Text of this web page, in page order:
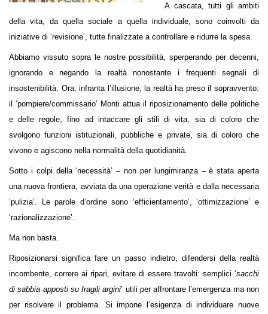
A cascata, tutti gli ambiti
della vita, da quella sociale a quella individuale, sono coinvolti da
iniziative di ‘revisione’, tutte finalizzate a controllare e ridurre la spesa.
Abbiamo vissuto sopra le nostre possibilità, sperperando per decenni,
ignorando e negando la realtà nonostante i frequenti segnali di
insostenibilità. Ora, infranta l’illusione, la realtà ha preso il sopravvento:
il ‘pompiere/commissario’ Monti attua il riposizionamento delle politiche
e delle regole, fino ad intaccare gli stili di vita, sia di coloro che
svolgono funzioni istituzionali, pubbliche e private, sia di coloro che
vivono e agiscono nella normalità della quotidianità.
Sotto i colpi della ‘necessità’ – non per lungimiranza – è stata aperta
una nuova frontiera, avviata da una operazione verità e dalla necessaria
‘pulizia’. Le parole d’ordine sono ‘efficientamento’, ‘ottimizzazione’ e
‘razionalizzazione’.
Ma non basta.
Riposizionarsi significa fare un passo indietro, difendersi della realtà
incombente, correre ai ripari, evitare di essere travolti: semplici ‘sacchi
di sabbia apposti su fragili argini’ utili per affrontare l’emergenza ma non
per risolvere il problema. Si impone l’esigenza di individuare nuove